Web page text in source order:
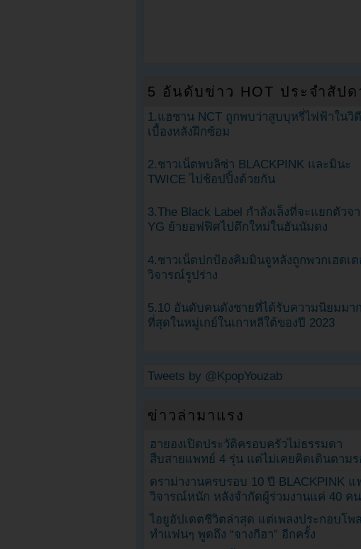
5 อันดับข่าว HOT ประจำสัปด
1.แฮชาน NCT ถูกพบว่าสูบบุหรี่ไฟฟ้าในวิ
เบื้องหลังฝึกซ้อม
2.ชาวเน็ตพบลิซ่า BLACKPINK และมินะ
TWICE ไปช้อปปิ้งด้วยกัน
3.The Black Label กำลังเล็งที่จะแยกตัวจ
YG ย้ายอฟฟิศไปตึกใหม่ในฮันนัมดง
4.ชาวเน็ตปกป้องคิมมินจูหลังถูกพวกเฮดเต
วิจารณ์รูปร่าง
5.10 อันดับคนดังชายที่ได้รับความนิยมมาก
ที่สุดในหมู่เกย์ในเกาหลีใต้ของปี 2023
Tweets by @KpopYouzab
ข่าวล่ามาแรง
ฮายองเปิดประวัติครอบครัวไม่ธรรมดา
สืบสายแพทย์ 4 รุ่น แต่ไม่เคยคิดเดินตามร
ดราม่างานครบรอบ 10 ปี BLACKPINK แ
วิจารณ์หนัก หลังจำกัดผู้ร่วมงานแค่ 40 คน
ไอยูอัปเดตชีวิตล่าสุด แต่เพลงประกอบโพ
ทำแฟนๆ พูดถึง “จางกีฮา” อีกครั้ง